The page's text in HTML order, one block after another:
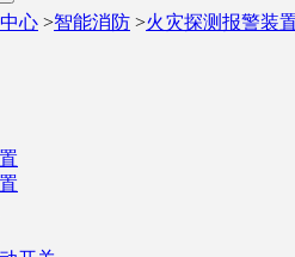
心 >智能消防 >火灾探测报警装